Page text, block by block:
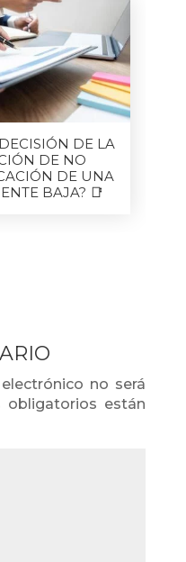
DE LA
DE NO
DE UNA
BAJA? 📑
no será
obligatorios están